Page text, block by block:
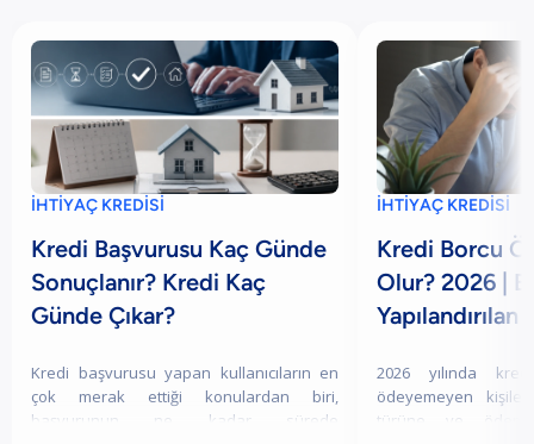
İHTİYAÇ KREDİSİ
Kredi Başvurusu Kaç Günde
Sonuçlanır? Kredi Kaç
Günde Çıkar?
Kredi başvurusu yapan kullanıcıların en
çok merak ettiği konulardan biri,
başvurunun ne kadar sürede
İHTİYAÇ KREDİSİ
Kredi Borcu
Olur? 2026 |
Yapılandırılan
2026 yılında
ödeyemeyen
türüne ve